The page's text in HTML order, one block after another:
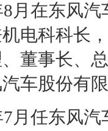
月在东风汽
电科科长，
董事长、总
汽车股份有
月任东风汽